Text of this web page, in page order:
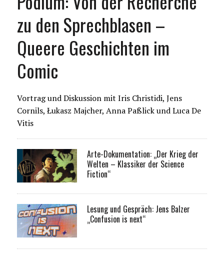
zu den Sprechblasen –
Queere Geschichten im
Comic
Vortrag und Diskussion mit Iris Christidi, Jens
Cornils, Łukasz Majcher, Anna Paßlick und Luca De
Vitis
Arte-Dokumentation: „Der Krieg der
Welten – Klassiker der Science
Fiction“
Lesung und Gespräch: Jens Balzer
„Confusion is next“